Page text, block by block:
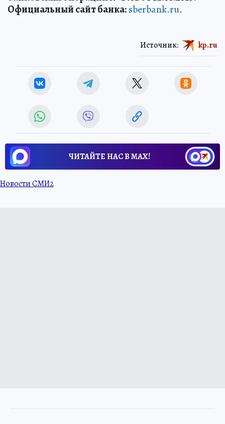
Официальный сайт банка:sberbank.ru.
Источник: kp.ru
ЧИТАЙТЕ НАС В МАХ!
Новости СМИ2